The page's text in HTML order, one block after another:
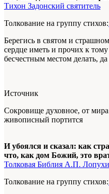
Тихон Задонский святитель
Толкование на группу стихов:
Берегись в свя­том и
сердце иметь и прочих к
бесчестным местом делать,
Источник
Сокровище духовное, от
живописный портится
И убоялся и сказал: как
что, как дом Божий, это
Толковая Библия А.П.
Толкование на группу стихов: